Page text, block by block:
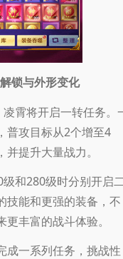
锁与外形变化
凌霄将开启一转任务。
普攻目标从2个增至4
提升大量战力。
级和280级时分别开启
技能和更强的装备，不
丰富的战斗体验。
成一系列任务，挑战性